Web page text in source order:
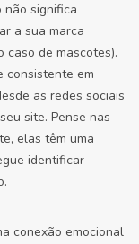
não significa
a sua marca
caso de mascotes).
consistente em
as redes sociais
site. Pense nas
elas têm uma
identificar
conexão emocional